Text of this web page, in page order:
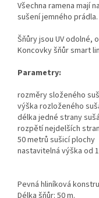
Všechna ramena mají
sušení jemného prádla.
Šňůry jsou UV odolné,
Koncovky šňůr smart
Parametry:
rozměry složeného
výška rozloženého
délka jedné strany
rozpětí nejdelších
50 metrů sušicí plochy
nastavitelná výška od
Pevná hliníková